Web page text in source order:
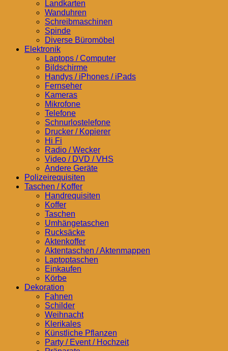
Landkarten
Wanduhren
Schreibmaschinen
Spinde
Diverse Büromöbel
Elektronik
Laptops / Computer
Bildschirme
Handys / iPhones / iPads
Fernseher
Kameras
Mikrofone
Telefone
Schnurlostelefone
Drucker / Kopierer
Hi Fi
Radio / Wecker
Video / DVD / VHS
Andere Geräte
Polizeirequisiten
Taschen / Koffer
Handrequisiten
Koffer
Taschen
Umhängetaschen
Rucksäcke
Aktenkoffer
Aktentaschen / Aktenmappen
Laptoptaschen
Einkaufen
Körbe
Dekoration
Fahnen
Schilder
Weihnacht
Klerikales
Künstliche Pflanzen
Party / Event / Hochzeit